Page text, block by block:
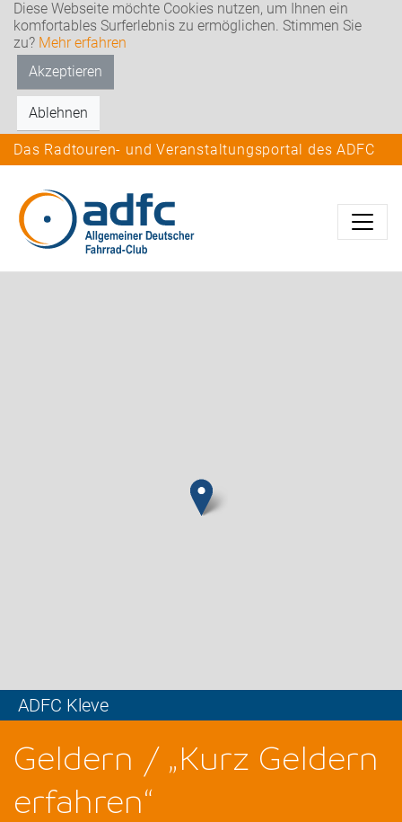
Diese Webseite möchte Cookies nutzen, um Ihnen ein
komfortables Surferlebnis zu ermöglichen. Stimmen Sie
zu? Mehr erfahren
Akzeptieren
Ablehnen
Das Radtouren- und Veranstaltungsportal des ADFC
ADFC Kleve
Geldern / „Kurz Geldern
erfahren“